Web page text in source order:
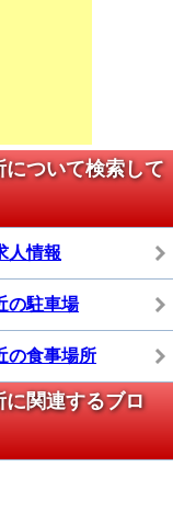
ついて検索して
人情報
の駐車場
の食事場所
関連するブロ